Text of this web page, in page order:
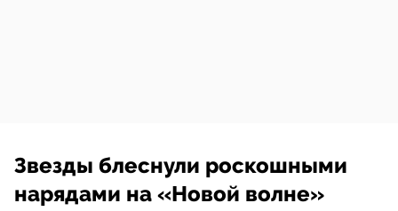
Звезды блеснули роскошными
нарядами на «Новой волне»